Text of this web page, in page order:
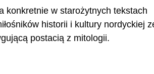
konkretnie w starożytnych tekstach
historii i kultury nordyckiej
postacią z mitologii.